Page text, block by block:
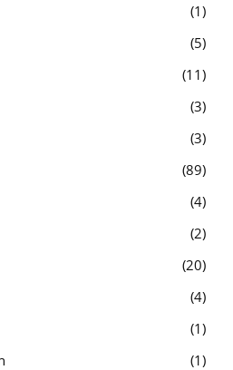
1
5
11
3
3
89
4
2
20
4
1
1